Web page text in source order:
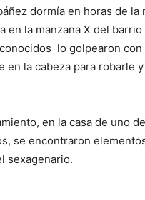
dormía en horas de la
en la manzana X del
lo golpearon con
en la cabeza para robarle
en la casa de uno
se encontraron
sexagenario.